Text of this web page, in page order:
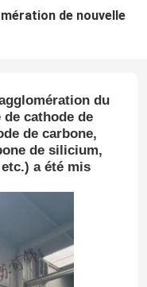
de nouvelle
du
cathode de
de carbone,
de silicium,
a été mis